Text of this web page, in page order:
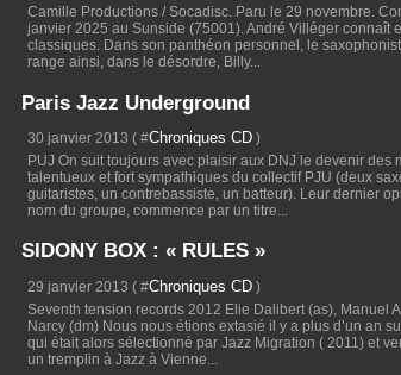
Camille Productions / Socadisc. Paru le 29 novembre.
janvier 2025 au Sunside (75001). André Villéger connaît
classiques. Dans son panthéon personnel, le
range ainsi, dans le désordre, Billy...
Paris Jazz Underground
30 janvier 2013 ( #Chroniques CD )
PUJ On suit toujours avec plaisir aux DNJ le devenir des
talentueux et fort sympathiques du collectif PJU (deux
guitaristes, un contrebassiste, un batteur). Leur dernier
nom du groupe, commence par un titre...
SIDONY BOX : « RULES »
29 janvier 2013 ( #Chroniques CD )
Seventh tension records 2012 Elie Dalibert (as), Manuel
Narcy (dm) Nous nous étions extasié il y a plus d’un an
qui était alors sélectionné par Jazz Migration ( 2011) et
un tremplin à Jazz à Vienne...